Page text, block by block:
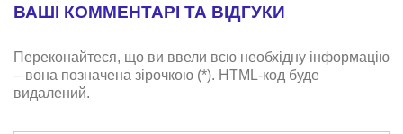
ВАШІ КОММЕНТАРІ ТА ВІДГУКИ
Переконайтеся, що ви ввели всю необхідну інформацію
– вона позначена зірочкою (*). HTML-код буде
видалений.